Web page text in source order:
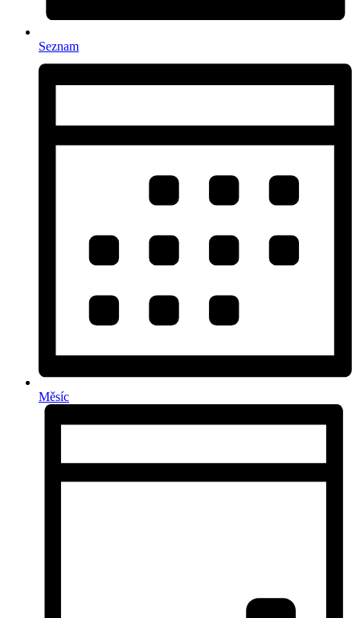
Seznam
Měsíc